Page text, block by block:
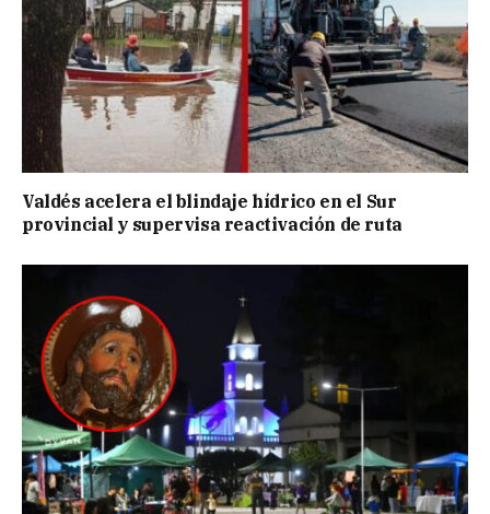
Valdés acelera el blindaje hídrico en el Sur
provincial y supervisa reactivación de ruta